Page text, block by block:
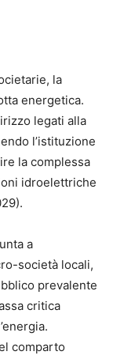
la
energetica.
legati alla
l’istituzione
la complessa
idroelettriche
a
società locali,
prevalente
critica
comparto